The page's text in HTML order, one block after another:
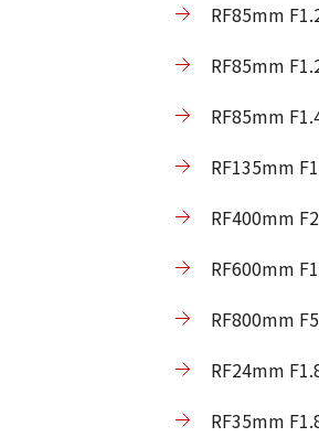
RF85mm
RF85mm
RF85mm
RF135mm
RF400mm
RF600mm
RF800mm
RF24mm
RF35mm